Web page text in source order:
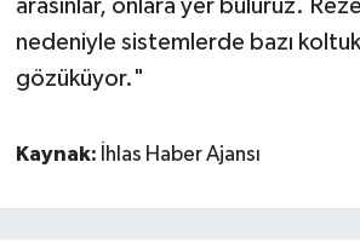
arasınlar, onlara yer buluruz.
nedeniyle sistemlerde bazı
gözüküyor."
Kaynak: İhlas Haber Ajansı